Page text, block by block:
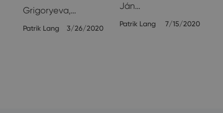
Grigoryeva,…
Patrik Lang 3/26/2020
Ján…
Patrik Lang 7/15/2020